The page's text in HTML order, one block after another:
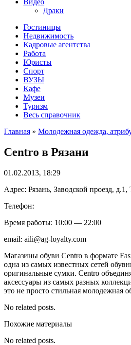
Видео
Драки
Гостиницы
Недвижимость
Кадровые агентства
Работа
Юристы
Спорт
ВУЗЫ
Кафе
Музеи
Туризм
Весь справочник
Главная » Молодежная одежда,
Centro в Рязани
01.02.2013, 18:29
Адрес: Рязань, Заводской проезд,
Телефон:
Время работы: 10:00 — 22:00
email: aili@ag-loyalty.com
Магазины обуви Centro в формате
одна из самых известных сетей
оригинальные сумки. Centro
аксессуары из самых разных
это не просто стильная
No related posts.
Похожие материалы
No related posts.